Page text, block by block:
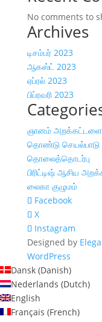
No comments to
Archives
டிசம்பர் 2023
ஆகஸ்ட் 2023
ஏப்ரல் 2023
பிப்ரவரி 2023
ஞானம் அறக்கட்டளை
தொண்டு செயல்பாடு
தொலைத்தொடர்பு
பிரிட்டிஷ் ஆசிய
லைகா குழுமம்
Facebook
X
Instagram
Designed by
WordPress
Dansk (Danish)
Nederlands (Dutch)
English
Français (French)